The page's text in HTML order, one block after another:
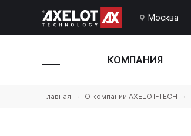
Москва
КОМПАНИЯ
Главная О компании AXELOT-TECH